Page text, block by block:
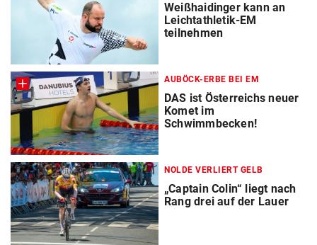
Weißhaidinger kann an
Leichtathletik-EM
teilnehmen
AUBÖCK-ERBE BEI EM
DAS ist Österreichs neuer
Komet im
Schwimmbecken!
NOLDE VERLIERT GELB
„Captain Colin“ liegt nach
Rang drei auf der Lauer